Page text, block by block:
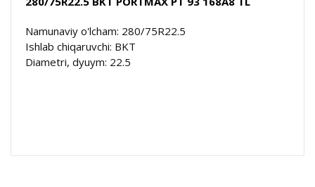
Namunaviy o'lcham: 280/75R22.5
Ishlab chiqaruvchi: BKT
Diametri, dyuym: 22.5